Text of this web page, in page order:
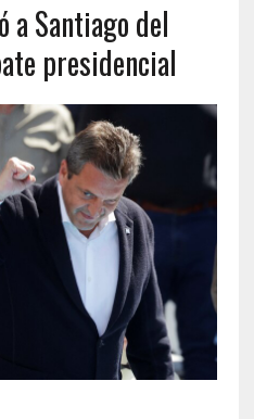
a Santiago del
presidencial